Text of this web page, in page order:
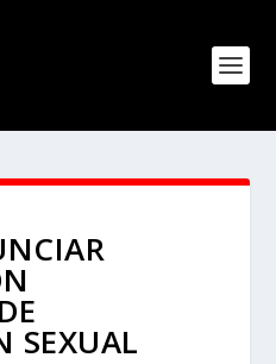
SEXUAL